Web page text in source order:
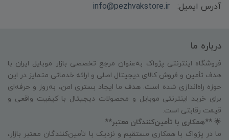
آدرس ایمیل:
info@pezhvakstore.ir
درباره ما
فروشگاه اینترنتی پژواک به‌عنوان مرجع تخصصی بازار موبایل ایران با
هدف تأمین و فروش کالای دیجیتال اصلی و ارائه خدماتی متمایز در این
حوزه راه‌اندازی شده است. هدف ما ایجاد بستری امن، به‌روز و حرفه‌ای
برای خرید اینترنتی موبایل و محصولات دیجیتال با کیفیت واقعی و
قیمت رقابتی است.
🌟 **همکاری با تأمین‌کنندگان معتبر**
ما در پژواک با همکاری مستقیم و نزدیک با تأمین‌کنندگان معتبر بازار،